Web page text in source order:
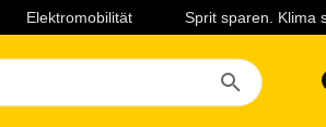
Elektromobilität Sprit sparen. Klima